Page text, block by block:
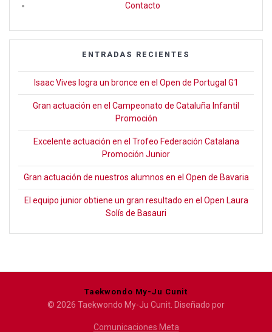
Contacto
ENTRADAS RECIENTES
Isaac Vives logra un bronce en el Open de Portugal G1
Gran actuación en el Campeonato de Cataluña Infantil
Promoción
Excelente actuación en el Trofeo Federación Catalana
Promoción Junior
Gran actuación de nuestros alumnos en el Open de Bavaria
El equipo junior obtiene un gran resultado en el Open Laura
Solís de Basauri
Taekwondo My-Ju Cunit
© 2026 Taekwondo My-Ju Cunit. Diseñado por
Comunicaciones Meta